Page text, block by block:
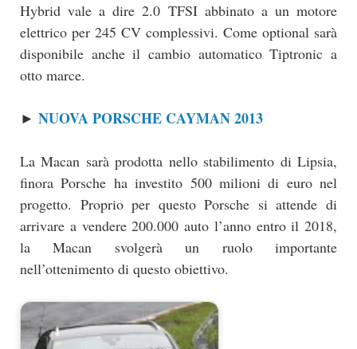
Hybrid vale a dire 2.0 TFSI abbinato a un motore
elettrico per 245 CV complessivi. Come optional sarà
disponibile anche il cambio automatico Tiptronic a
otto marce.
► NUOVA PORSCHE CAYMAN 2013
La Macan sarà prodotta nello stabilimento di Lipsia,
finora Porsche ha investito 500 milioni di euro nel
progetto. Proprio per questo Porsche si attende di
arrivare a vendere 200.000 auto l’anno entro il 2018,
la Macan svolgerà un ruolo importante
nell’ottenimento di questo obiettivo.